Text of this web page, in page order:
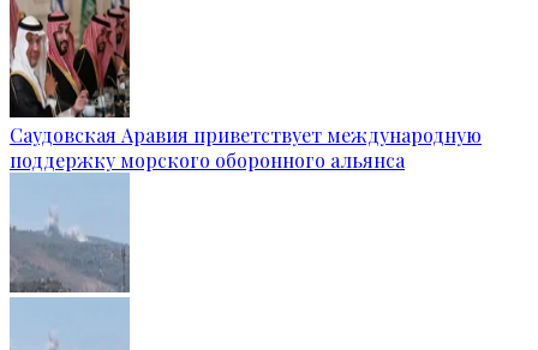
Саудовская Аравия приветствует международную
поддержку морского оборонного альянса